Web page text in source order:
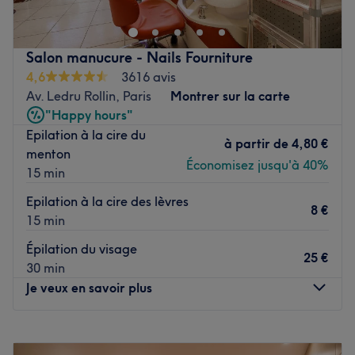
attention et professionnalisme. Carole vous propose une
gamme de prestations pour prendre soin de vous de la
tête aux pieds : soins du visage, soins du corps et soins
des ongles.
Transport public le plus proche
A quelques minutes à pied de l'arrêt de bus Lachapelle
Parking de covoiturage.
expertise au service de votre beauté et de votre bien-
être.
Nos coups de cœur :
L’atmosphère : un espace de bien-être soigneusement
aménagé à domicile, offrant un cadre confortable,
Les spécialités de l’établissement : les soins du viage et
Salon manucure - Nails Fourniture
4,6
3616 avis
Av. Ledru Rollin, Paris
Montrer sur la carte
"Happy hours"
Epilation à la cire du
menton
15 min
à partir de 4,80 €
Économisez jusqu'à 40%
Epilation à la cire des lèvres
15 min
8 €
Épilation du visage
30 min
25 €
Je veux en savoir plus
20:15